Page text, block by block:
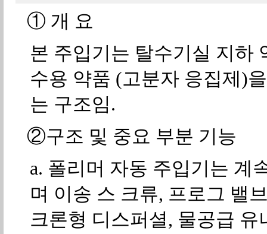
① 개 요
본 주입기는 탈수기실 지하
수용 약품 (고분자 응집제)
는 구조임.
②구조 및 중요 부분 기능
a. 폴리머 자동 주입기는 계
며 이송 스 크류, 프로그 밸
크론형 디스퍼셜, 물공급